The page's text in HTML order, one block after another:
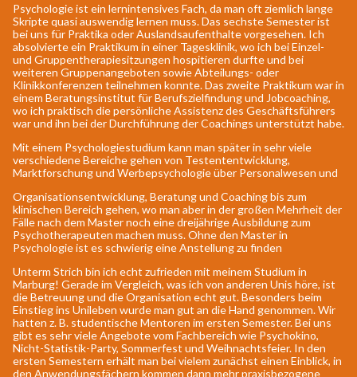
Psychologie ist ein lernintensives Fach, da man oft ziemlich lange
Skripte quasi auswendig lernen muss. Das sechste Semester ist
bei uns für Praktika oder Auslandsaufenthalte vorgesehen. Ich
absolvierte ein Praktikum in einer Tagesklinik, wo ich bei Einzel-
und Gruppentherapiesitzungen hospitieren durfte und bei
weiteren Gruppenangeboten sowie Abteilungs- oder
Klinikkonferenzen teilnehmen konnte. Das zweite Praktikum war in
einem Beratungsinstitut für Berufszielfindung und Jobcoaching,
wo ich praktisch die persönliche Assistenz des Geschäftsführers
war und ihn bei der Durchführung der Coachings unterstützt habe.
Mit einem Psychologiestudium kann man später in sehr viele
verschiedene Bereiche gehen von Testententwicklung,
Marktforschung und Werbepsychologie über Personalwesen und
Organisationsentwicklung, Beratung und Coaching bis zum
klinischen Bereich gehen, wo man aber in der großen Mehrheit der
Fälle nach dem Master noch eine dreijährige Ausbildung zum
Psychotherapeuten machen muss. Ohne den Master in
Psychologie ist es schwierig eine Anstellung zu finden
Unterm Strich bin ich echt zufrieden mit meinem Studium in
Marburg! Gerade im Vergleich, was ich von anderen Unis höre, ist
die Betreuung und die Organisation echt gut. Besonders beim
Einstieg ins Unileben wurde man gut an die Hand genommen. Wir
hatten z. B. studentische Mentoren im ersten Semester. Bei uns
gibt es sehr viele Angebote vom Fachbereich wie Psychokino,
Nicht-Statistik-Party, Sommerfest und Weihnachtsfeier. In den
ersten Semestern erhält man bei vielem zunächst einen Einblick, in
den Anwendungsfächern kommen dann mehr praxisbezogene